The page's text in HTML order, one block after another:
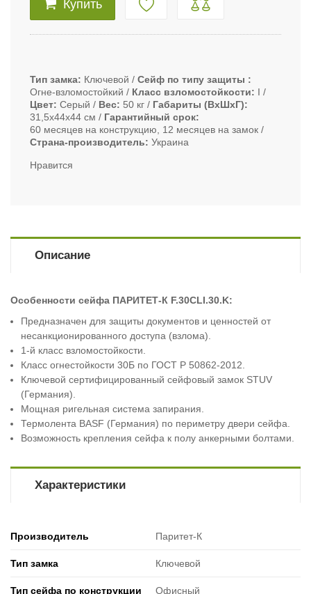
Купить
Тип замка Ключевой
Сейф по типу защиты
Огне-взломостойкий
Класс взломостойкости
I
Цвет Серый Вес 50 кг
Габариты (ВxШxГ)
31,5х44х44 см
Гарантийный срок
60 месяцев на конструкцию, 12 месяцев на замок
Страна-производитель
Украина
Нравится
Описание
Особенности сейфа ПАРИТЕТ-К F.30CLI.30.K:
Предназначен для защиты документов и ценностей от
несанкционированного доступа (взлома).
1-й класс взломостойкости.
Класс огнестойкости 30Б по ГОСТ Р 50862-2012.
Ключевой сертифицированный сейфовый замок STUV
(Германия).
Мощная ригельная система запирания.
Термолента BASF (Германия) по периметру двери сейфа.
Возможность крепления сейфа к полу анкерными болтами.
Характеристики
Производитель Паритет-К
Тип замка Ключевой
Тип сейфа по конструкции Офисный